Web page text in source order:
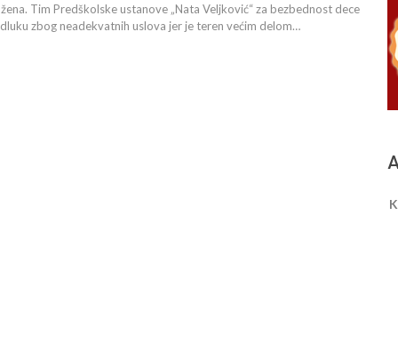
Tim Predškolske ustanove „Nata Veljković“ za bezbednost dece
zbog neadekvatnih uslova jer je teren većim delom…